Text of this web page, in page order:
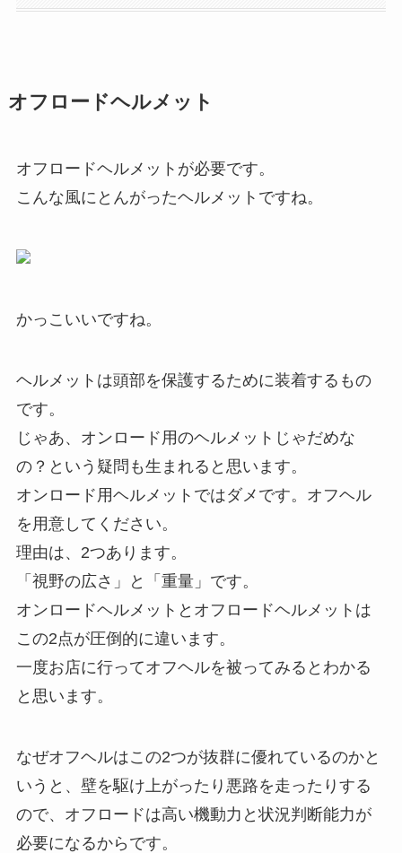
オフロードヘルメット
オフロードヘルメットが必要です。
こんな風にとんがったヘルメットですね。
かっこいいですね。
ヘルメットは頭部を保護するために装着するもの
です。
じゃあ、オンロード用のヘルメットじゃだめな
の？という疑問も生まれると思います。
オンロード用ヘルメットではダメです。オフヘル
を用意してください。
理由は、2つあります。
「視野の広さ」と「重量」です。
オンロードヘルメットとオフロードヘルメットは
この2点が圧倒的に違います。
一度お店に行ってオフヘルを被ってみるとわかる
と思います。
なぜオフヘルはこの2つが抜群に優れているのかと
いうと、壁を駆け上がったり悪路を走ったりする
ので、オフロードは高い機動力と状況判断能力が
必要になるからです。